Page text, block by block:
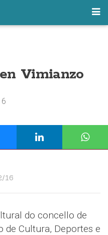
Vimianzo
16
do concello de
de Cultura, Deportes e